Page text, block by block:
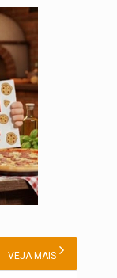
VEJA MAIS